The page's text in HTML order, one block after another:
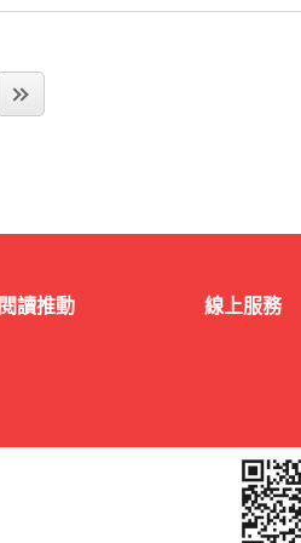
閱讀推動 線上服務